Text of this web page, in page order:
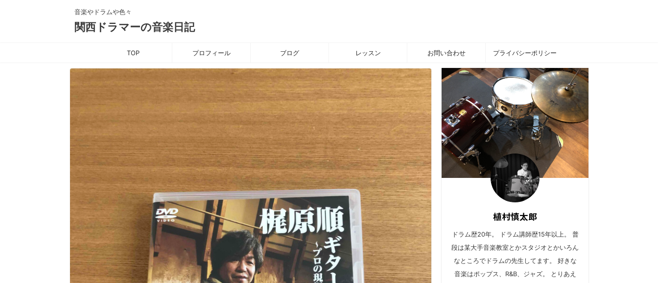
音楽やドラムや色々
関西ドラマーの音楽日記
TOP プロフィール ブログ レッスン お問い合わせ プライバシーポリシー
植村慎太郎
ドラム歴20年。 ドラム講師歴15年以上。 普
段は某大手音楽教室とかスタジオとかいろん
なところでドラムの先生してます。 好きな
音楽はポップス、R&B、ジャズ。 とりあえ